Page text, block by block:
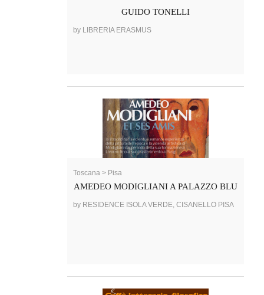
GUIDO TONELLI
by LIBRERIA ERASMUS
Toscana > Pisa
AMEDEO MODIGLIANI A PALAZZO BLU
by RESIDENCE ISOLA VERDE, CISANELLO PISA